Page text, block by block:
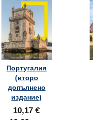
Португалия
(второ
допълнено
издание)
10,17 €